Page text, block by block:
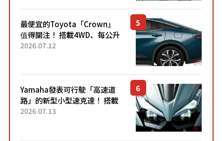
最便宜的Toyota「Crown」
值得關注！ 搭載4WD、每公升
22.4公里低油耗表現超亮眼！
2026.07.12
Yamaha發表可行駛「高速道
路」的新型小型速克達！ 搭載
能享受超強勁「渦輪感」的動
2026.07.13